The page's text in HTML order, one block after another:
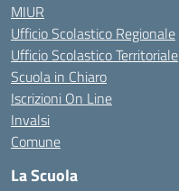
MIUR
Ufficio Scolastico Regionale
Ufficio Scolastico Territoriale
Scuola in Chiaro
Iscrizioni On Line
Invalsi
Comune
La Scuola